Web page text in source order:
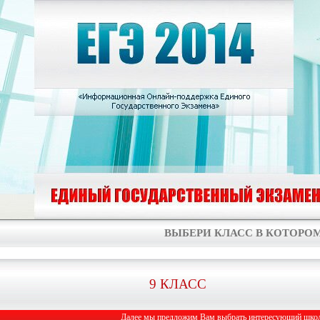
ВЫБЕРИ КЛАСС В
9 КЛАСС
Далее мы предложим Вам выбрать интересующий